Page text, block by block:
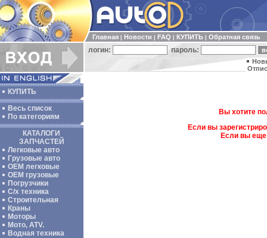
Главная Новости FAQ КУПИТЬ Обратная связь
логин: пароль:
КУПИТЬ
Весь список
По категориям
КАТАЛОГИ
ЗАПЧАСТЕЙ
Легковые авто
Грузовые авто
ОЕМ легковые
OEM грузовые
Погрузчики
С/х техника
Строительная
Краны
Моторы
Мото, ATV.
Водная техника
Вы хотите
Если вы
Если вы еще